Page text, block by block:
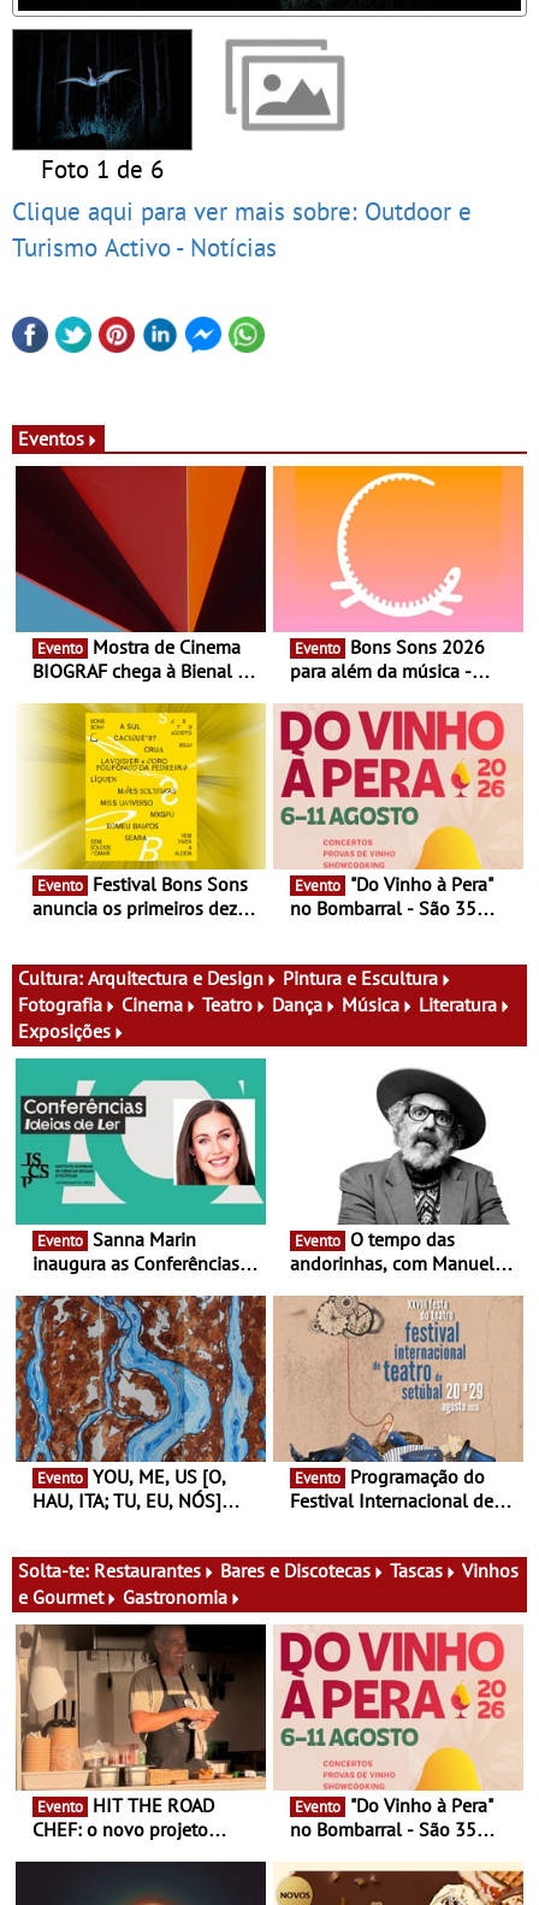
Foto 1 de 6
Clique aqui para ver mais sobre: Outdoor e
Turismo Activo - Notícias
Eventos
Evento
BIOGRAF chega à Bienal de
Documentário, ensaio
fílmico e práticas artísticas
Evento
para além da música -
percursos, oficinas,
atividades para toda a
família e muito mais
Evento
anuncia os primeiros dez
Evento
no Bombarral - São 35
experiências
Cultura: Arquitectura e Design
Pintura e Escultura
Fotografia
Cinema Teatro Dança Música
Literatura
Exposições
Evento
inaugura as Conferências
Antiga primeira-ministra da
Finlândia é a convidada da
primeira edição do novo
ciclo de debates dedicado
aos grandes temas do
nosso tempo
Evento
andorinhas, com Manuel
Atum - Concerto
performance na MAAT
Gallery a 3 de Setembro,
19:30
Evento
HAU, ITA; TU, EU, NÓS]
13 de Dezembro
Evento
Festival Internacional de
29 de Agosto
Solta-te: Restaurantes Bares e Discotecas Tascas
Vinhos
e Gourmet
Gastronomia
Evento
CHEF: o novo projeto
conceito gastronómico
Evento
no Bombarral - São 35
prova e seis dias de
experiências